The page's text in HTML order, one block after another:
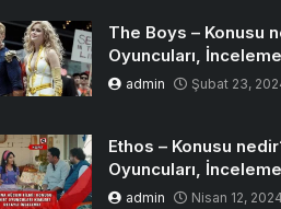
The Boys – Konusu
Oyuncuları,
admin Şubat 23,
Ethos – Konusu
Oyuncuları,
admin Nisan 12, 2024